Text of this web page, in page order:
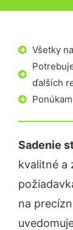
Všetky
ďalších
Sadenie
kvalitné a
na